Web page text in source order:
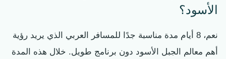
الأسود؟
نعم، 8 أيام مدة مناسبة جدًا للمسافر العربي الذي يريد رؤية
أهم معالم الجبل الأسود دون برنامج طويل. خلال هذه المدة